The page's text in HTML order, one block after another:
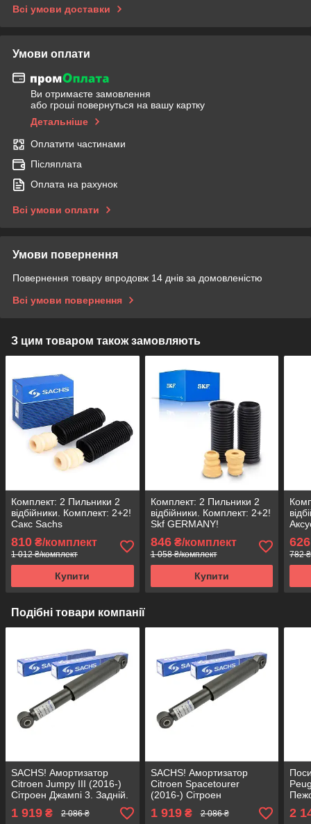
Всі умови доставки
Умови оплати
Ви отримаєте замовлення
або гроші повернуться на вашу картку
Детальніше
Оплатити частинами
Післяплата
Оплата на рахунок
Всі умови оплати
Умови повернення
Повернення товару впродовж 14 днів за домовленістю
Всі умови повернення
З цим товаром також замовляють
Комплект: 2 Пильники 2
відбійники. Комплект: 2+2!
Сакс Sachs
810 ₴/комплект
1 012 ₴/комплект
Купити
Комплект: 2 Пильники 2
відбійники. Комплект: 2+2!
Skf GERMANY!
846₴/комплект
1 058 ₴/комплект
Купити
626
782
Подібні товари компанії
SACHS! Амортизатор
Citroen Jumpy III (2016-)
Сітроен Джампі 3. Задній.
319558 , 3458001 САКС
1 919 ₴ 2 086 ₴
SACHS! Амортизатор
Citroen Spacetourer
(2016-) Сітроен
Спейстурер. Задній.
319558 , 3458001 САКС
1 919₴ 2 086 ₴ 2